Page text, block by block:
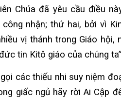
Chúa đã yêu cầu điều
nhận; thứ hai, bởi vì
vị thánh trong Giáo hội,
tin Kitô giáo của chúng
các thiếu nhi suy niệm
giấc ngủ hãy rời Ai Cập